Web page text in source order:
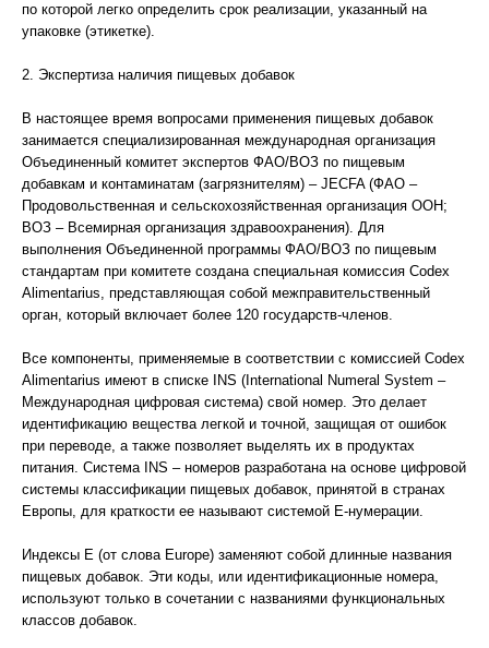
по которой легко определить срок реализации, указанный на
упаковке (этикетке).
2. Экспертиза наличия пищевых добавок
В настоящее время вопросами применения пищевых добавок
занимается специализированная международная организация
Объединенный комитет экспертов ФАО/ВОЗ по пищевым
добавкам и контаминатам (загрязнителям) – JECFA (ФАО –
Продовольственная и сельскохозяйственная организация ООН;
ВОЗ – Всемирная организация здравоохранения). Для
выполнения Объединенной программы ФАО/ВОЗ по пищевым
стандартам при комитете создана специальная комиссия Codex
Alimentarius, представляющая собой межправительственный
орган, который включает более 120 государств-членов.
Все компоненты, применяемые в соответствии с комиссией Codex
Alimentarius имеют в списке INS (International Numeral System –
Международная цифровая система) свой номер. Это делает
идентификацию вещества легкой и точной, защищая от ошибок
при переводе, а также позволяет выделять их в продуктах
питания. Система INS – номеров разработана на основе цифровой
системы классификации пищевых добавок, принятой в странах
Европы, для краткости ее называют системой Е-нумерации.
Индексы Е (от слова Europe) заменяют собой длинные названия
пищевых добавок. Эти коды, или идентификационные номера,
используют только в сочетании с названиями функциональных
классов добавок.